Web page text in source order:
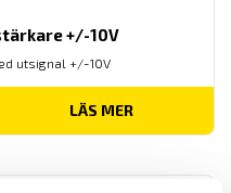
+/-10V
utsignal +/-10V
LÄS MER